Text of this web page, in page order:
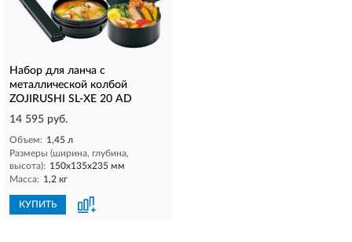
Набор для ланча с
металлической колбой
ZOJIRUSHI SL-ХЕ 20 AD
14 595 руб.
Объем: 1,45 л
Размеры (ширина, глубина,
высота): 150x135x235 мм
Масса: 1,2 кг
КУПИТЬ